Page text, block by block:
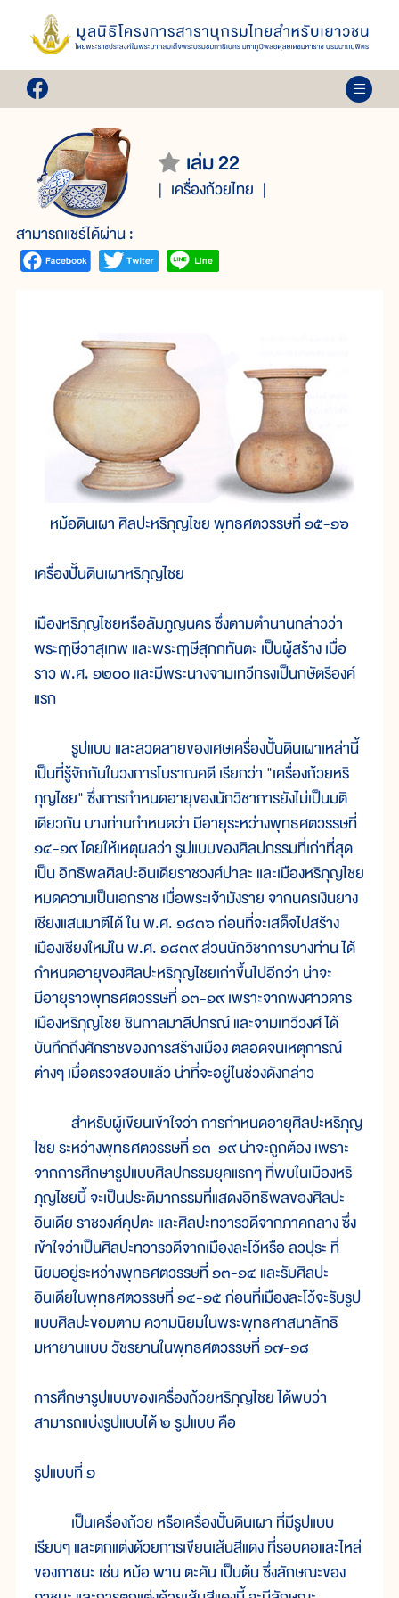
เล่ม 22
เครื่องถ้วยไทย
สามารถแชร์ได้ผ่าน :
หม้อดินเผา ศิลปะหริภุญไชย พุทธศตวรรษที่ ๑๕-๑๖
เครื่องปั้นดินเผาหริภุญไชย
เมืองหริภุญไชยหรือลัมภูญนคร ซึ่งตามตำนานกล่าวว่า
พระฤาษีวาสุเทพ และพระฤาษีสุกกทันตะ เป็นผู้สร้าง เมื่อ
ราว พ.ศ. ๑๒๐๐ และมีพระนางจามเทวีทรงเป็นกษัตรีองค์
แรก
รูปแบบ และลวดลายของเศษเครื่องปั้นดินเผาเหล่านี้
เป็นที่รู้จักกันในวงการโบราณคดี เรียกว่า "เครื่องถ้วยหริ
ภุญไชย" ซึ่งการกำหนดอายุของนักวิชาการยังไม่เป็นมติ
เดียวกัน บางท่านกำหนดว่า มีอายุระหว่างพุทธศตวรรษที่
๑๔-๑๙ โดยให้เหตุผลว่า รูปแบบของศิลปกรรมที่เก่าที่สุด
เป็น อิทธิพลศิลปะอินเดียราชวงศ์ปาละ และเมืองหริภุญไชย
หมดความเป็นเอกราช เมื่อพระเจ้ามังราย จากนครเงินยาง
เชียงแสนมาตีได้ ใน พ.ศ. ๑๘๓๖ ก่อนที่จะเสด็จไปสร้าง
เมืองเชียงใหม่ใน พ.ศ. ๑๘๓๙ ส่วนนักวิชาการบางท่าน ได้
กำหนดอายุของศิลปะหริภุญไชยเก่าขึ้นไปอีกว่า น่าจะ
มีอายุราวพุทธศตวรรษที่ ๑๓-๑๙ เพราะจากพงศาวดาร
เมืองหริภุญไชย ชินกาลมาลีปกรณ์ และจามเทวีวงศ์ ได้
บันทึกถึงศักราชของการสร้างเมือง ตลอดจนเหตุการณ์
ต่างๆ เมื่อตรวจสอบแล้ว น่าที่จะอยู่ในช่วงดังกล่าว
สำหรับผู้เขียนเข้าใจว่า การกำหนดอายุศิลปะหริภุญ
ไชย ระหว่างพุทธศตวรรษที่ ๑๓-๑๙ น่าจะถูกต้อง เพราะ
จากการศึกษารูปแบบศิลปกรรมยุคแรกๆ ที่พบในเมืองหริ
ภุญไชยนี้ จะเป็นประติมากรรมที่แสดงอิทธิพลของศิลปะ
อินเดีย ราชวงศ์คุปตะ และศิลปะทวารวดีจากภาคกลาง ซึ่ง
เข้าใจว่าเป็นศิลปะทวารวดีจากเมืองละโว้หรือ ลวปุระ ที่
นิยมอยู่ระหว่างพุทธศตวรรษที่ ๑๓-๑๔ และรับศิลปะ
อินเดียในพุทธศตวรรษที่ ๑๔-๑๕ ก่อนที่เมืองละโว้จะรับรูป
แบบศิลปะขอมตาม ความนิยมในพระพุทธศาสนาลัทธิ
มหายานแบบ วัชรยานในพุทธศตวรรษที่ ๑๗-๑๘
การศึกษารูปแบบของเครื่องถ้วยหริภุญไชย ได้พบว่า
สามารถแบ่งรูปแบบได้ ๒ รูปแบบ คือ
รูปแบบที่ ๑
เป็นเครื่องถ้วย หรือเครื่องปั้นดินเผา ที่มีรูปแบบ
เรียบๆ และตกแต่งด้วยการเขียนเส้นสีแดง ที่รอบคอและไหล่
ของภาชนะ เช่น หม้อ พาน ตะคัน เป็นต้น ซึ่งลักษณะของ